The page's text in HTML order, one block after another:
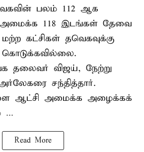
பலம் 112 ஆக
118 இடங்கள் தேவை
கட்சிகள் தவெகவுக்கு
தலைவர் விஜய், நேற்று
சந்தித்தார்.
ஆட்சி அமைக்க அழைக்கக்
...
Read More